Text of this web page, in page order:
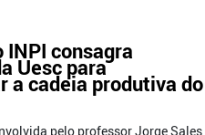
INPI consagra
Uesc para
a cadeia produtiva do
pelo professor Jorge Sales